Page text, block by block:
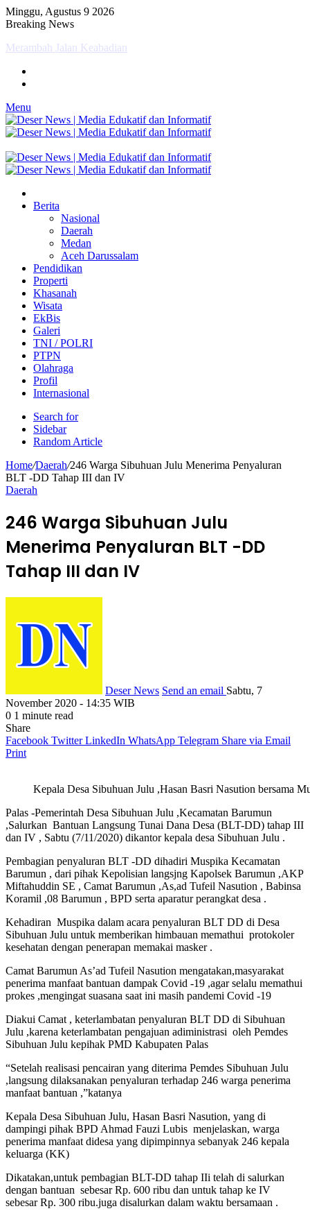
Minggu, Agustus 9 2026
Breaking News
Optimal dan Humanis, Ditsamapta Polda Aceh Supervisi
Menu
Berita
Nasional
Daerah
Medan
Aceh Darussalam
Pendidikan
Properti
Khasanah
Wisata
EkBis
Galeri
TNI / POLRI
PTPN
Olahraga
Profil
Search for
Sidebar
Home/Daerah/246 Warga Sibuhuan Julu Menerima Penyaluran
BLT -DD Tahap III dan IV
246 Warga Sibuhuan Julu
Menerima Penyaluran BLT -DD
Tahap III dan IV
Deser News
November 2020 - 14:35 WIB
01 minute read
Share
Facebook
Palas -Pemerintah Desa Sibuhuan Julu ,Kecamatan Barumun
,Salurkan Bantuan Langsung Tunai Dana Desa (BLT-DD) tahap III
Pembagian penyaluran BLT -DD dihadiri Muspika Kecamatan
Barumun , dari pihak Kepolisian langsjng Kapolsek Barumun ,AKP
Miftahuddin SE , Camat Barumun ,As,ad Tufeil Nasution , Babinsa
Kehadiran Muspika dalam acara penyaluran BLT DD di Desa
Sibuhuan Julu untuk memberikan himbauan memathui protokoler
Camat Barumun As’ad Tufeil Nasution mengatakan,masyarakat
penerima manfaat bantuan dampak Covid -19 ,agar selalu memathui
Diakui Camat , keterlambatan penyaluran BLT DD di Sibuhuan
Julu ,karena keterlambatan pengajuan adiministrasi oleh Pemdes
“Setelah realisasi pencairan yang diterima Pemdes Sibuhuan Julu
,langsung dilaksanakan penyaluran terhadap 246 warga penerima
Kepala Desa Sibuhuan Julu, Hasan Basri Nasution, yang di
dampingi pihak BPD Ahmad Fauzi Lubis menjelaskan, warga
penerima manfaat didesa yang dipimpinnya sebanyak 246 kepala
Dikatakan,untuk pembagian BLT-DD tahap IIi telah di salurkan
dengan bantuan sebesar Rp. 600 ribu dan untuk tahap ke IV